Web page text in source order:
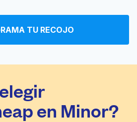
&
TU RECOJO
en Minor?